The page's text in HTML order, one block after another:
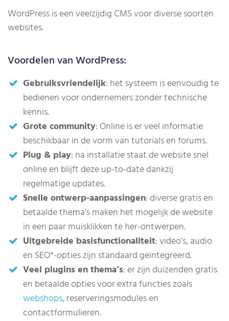
WordPress is een veelzijdig CMS voor diverse soorten
websites.
Voordelen van WordPress:
Gebruiksvriendelijk: het systeem is eenvoudig te
bedienen voor ondernemers zonder technische
kennis.
Grote community: Online is er veel informatie
beschikbaar in de vorm van tutorials en forums.
Plug & play: na installatie staat de website snel
online en blijft deze up-to-date dankzij
regelmatige updates.
Snelle ontwerp-aanpassingen: diverse gratis en
betaalde thema’s maken het mogelijk de website
in een paar muisklikken te her-ontwerpen.
Uitgebreide basisfunctionaliteit: video’s, audio
en SEO*-opties zijn standaard geïntegreerd.
Veel plugins en thema’s: er zijn duizenden gratis
en betaalde opties voor extra functies zoals
webshops, reserveringsmodules en
contactformulieren.